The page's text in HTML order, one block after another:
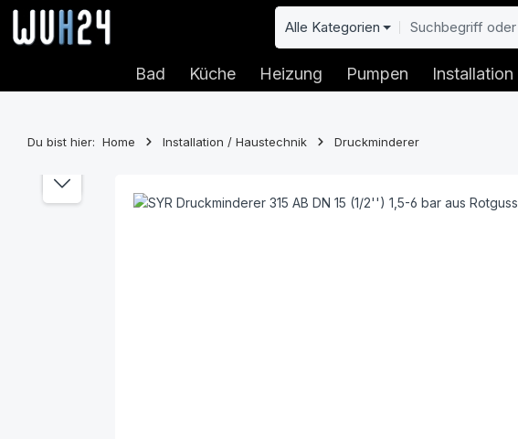
Hauptinhalt springen
Zur Suche springen
Zur Hauptnavigation springen Alle Kategorien
Bad Küche Heizung Pumpen
Du bist hier: Home Installation / Haustechnik Druckminderer
Bildergalerie überspringen